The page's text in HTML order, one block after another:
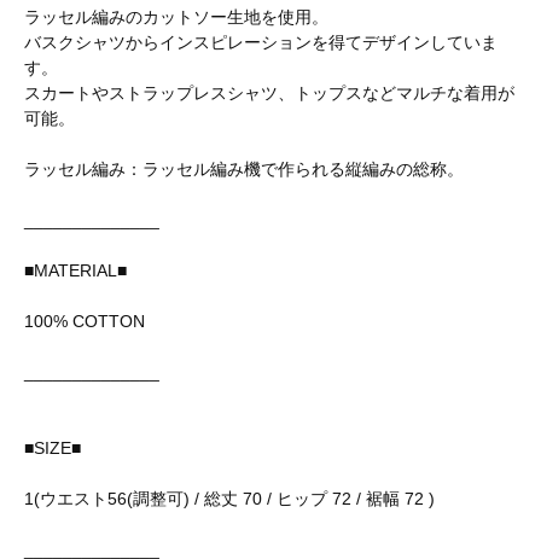
ラッセル編みのカットソー生地を使用。
バスクシャツからインスピレーションを得てデザインしていま
す。
スカートやストラップレスシャツ、トップスなどマルチな着用が
可能。
ラッセル編み：ラッセル編み機で作られる縦編みの総称。
■MATERIAL■
100% COTTON
■SIZE■
1(ウエスト56(調整可) / 総丈 70 / ヒップ 72 / 裾幅 72 )